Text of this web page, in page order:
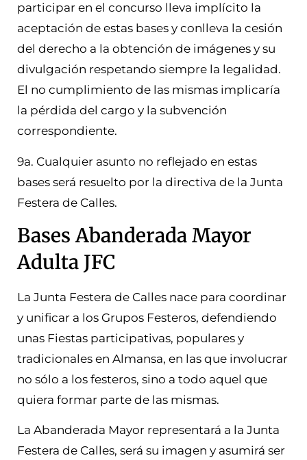
participar en el concurso lleva implícito la
aceptación de estas bases y conlleva la cesión
del derecho a la obtención de imágenes y su
divulgación respetando siempre la legalidad.
El no cumplimiento de las mismas implicaría
la pérdida del cargo y la subvención
correspondiente.
9a. Cualquier asunto no reflejado en estas
bases será resuelto por la directiva de la Junta
Festera de Calles.
Bases Abanderada Mayor
Adulta JFC
La Junta Festera de Calles nace para coordinar
y unificar a los Grupos Festeros, defendiendo
unas Fiestas participativas, populares y
tradicionales en Almansa, en las que involucrar
no sólo a los festeros, sino a todo aquel que
quiera formar parte de las mismas.
La Abanderada Mayor representará a la Junta
Festera de Calles, será su imagen y asumirá ser